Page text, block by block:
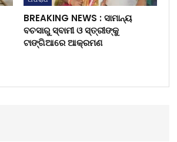
BREAKING NEWS : ସାମାନ୍ୟ
ବଚସାରୁ ସ୍ବାମୀ ଓ ସ୍ତ୍ରୀଙ୍କୁ
ଟାଙ୍ଗିଆରେ ଆକ୍ରମଣ